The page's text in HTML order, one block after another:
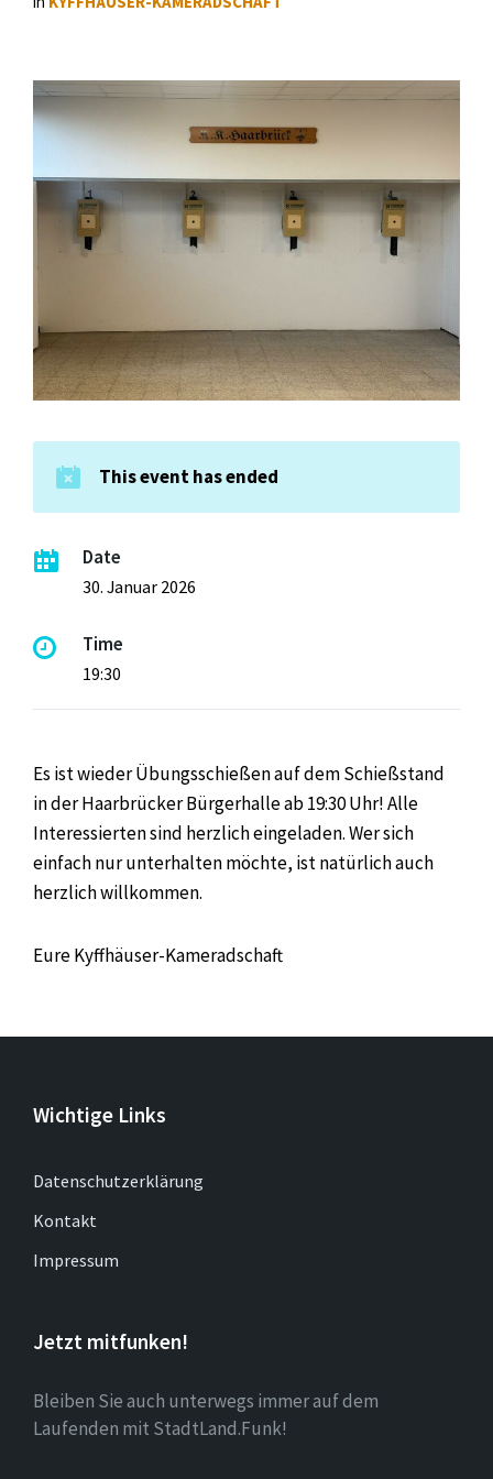
This event has ended
Date
30. Januar 2026
Time
19:30
Es ist wieder Übungsschießen auf dem Schießstand
in der Haarbrücker Bürgerhalle ab 19:30 Uhr! Alle
Interessierten sind herzlich eingeladen. Wer sich
einfach nur unterhalten möchte, ist natürlich auch
herzlich willkommen.
Eure Kyffhäuser-Kameradschaft
Wichtige Links
Datenschutzerklärung
Kontakt
Impressum
Jetzt mitfunken!
Bleiben Sie auch unterwegs immer auf dem
Laufenden mit StadtLand.Funk!